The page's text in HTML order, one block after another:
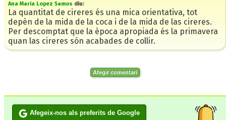
Ana Maria Lopez Samos diu:
La quantitat de cireres és una mica orientativa, tot
depèn de la mida de la coca i de la mida de las cireres.
Per descomptat que la època apropiada és la primavera
quan las cireres són acabades de collir.
Afegir comentari
Afegeix-nos als preferits de Google